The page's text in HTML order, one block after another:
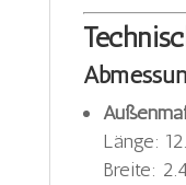
Länge:
Breite: